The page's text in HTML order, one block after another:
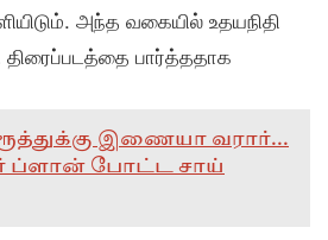
அந்த வகையில் உதயநிதி
திரைப்படத்தை பார்த்ததாக
இணையா வரார்...
ப்ளான் போட்ட சாய்